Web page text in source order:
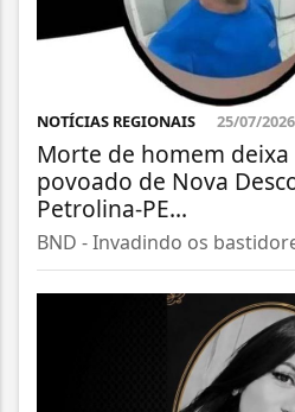
NOTÍCIAS REGIONAIS 25/07/2026
Morte de homem
povoado de Nova
Petrolina-PE...
BND - Invadindo os